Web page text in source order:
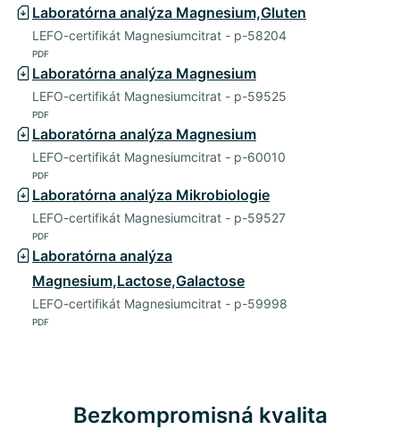
Laboratórna analýza Magnesium,Gluten
LEFO-certifikát Magnesiumcitrat - p-58204
PDF
Laboratórna analýza Magnesium
LEFO-certifikát Magnesiumcitrat - p-59525
PDF
Laboratórna analýza Magnesium
LEFO-certifikát Magnesiumcitrat - p-60010
PDF
Laboratórna analýza Mikrobiologie
LEFO-certifikát Magnesiumcitrat - p-59527
PDF
Laboratórna analýza
Magnesium,Lactose,Galactose
LEFO-certifikát Magnesiumcitrat - p-59998
PDF
Bezkompromisná kvalita